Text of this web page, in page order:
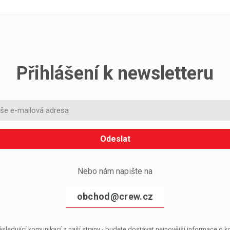
Přihlášení k newsletteru
Odeslat
Nebo nám napište na
obchod@crew.cz